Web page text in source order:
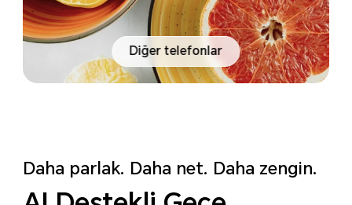
Diğer telefonlar
Daha parlak. Daha net. Daha zengin.